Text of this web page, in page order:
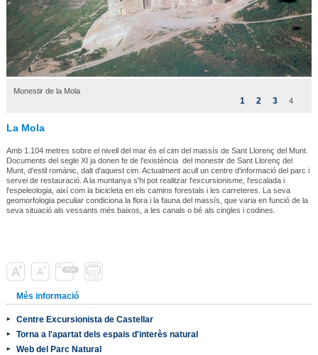
Monestir de la Mola
1 2 3 4
La Mola
Amb 1.104 metres sobre el nivell del mar és el cim del massís de Sant Llorenç del Munt.
Documents del segle XI ja donen fe de l'existència del monestir de Sant Llorenç del
Munt, d'estil romànic, dalt d'aquest cim. Actualment acull un centre d'informació del parc i
servei de restauració. A la muntanya s'hi pot realitzar l'excursionisme, l'escalada i
l'espeleologia, així com la bicicleta en els camins forestals i les carreteres. La seva
geomorfologia peculiar condiciona la flora i la fauna del massís, que varia en funció de la
seva situació als vessants més baixos, a les canals o bé als cingles i codines.
Més informació
Centre Excursionista de Castellar
Torna a l'apartat dels espais d'interès natural
Web del Parc Natural